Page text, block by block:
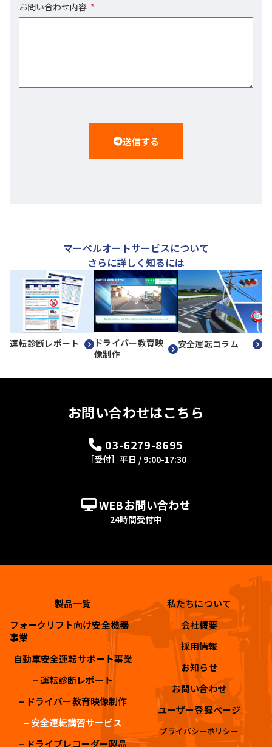
お問い合わせ内容
送信する
マーベルオートサービスについて
さらに詳しく知るには
運転診断レポート
ドライバー教育映
像制作
安全運転コラム
お問い合わせはこちら
03-6279-8695
［受付］平日 / 9:00-17:30
WEBお問い合わせ
24時間受付中
製品一覧
フォークリフト向け安全機器
事業
自動車安全運転サポート事業
– 運転診断レポート
– ドライバー教育映像制作
– 安全運転講習サービス
– ドライブレコーダー製品
私たちについて
会社概要
採用情報
お知らせ
お問い合わせ
ユーザー登録ページ
プライバシーポリシー